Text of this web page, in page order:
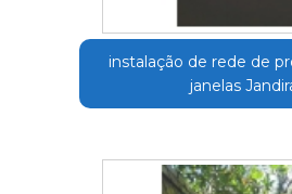
instalação de rede de
janelas